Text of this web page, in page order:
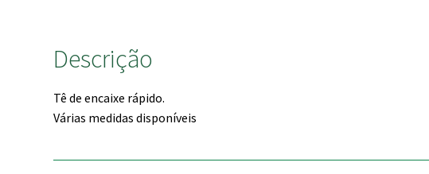
Descrição
Tê de encaixe rápido.
Várias medidas disponíveis